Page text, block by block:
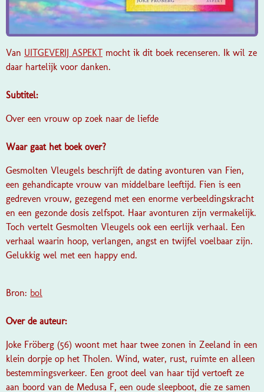
Van UITGEVERIJ ASPEKT mocht ik dit boek recenseren. Ik wil ze
daar hartelijk voor danken.
Subtitel:
Over een vrouw op zoek naar de liefde
Waar gaat het boek over?
Gesmolten Vleugels beschrijft de dating avonturen van Fien,
een gehandicapte vrouw van middelbare leeftijd. Fien is een
gedreven vrouw, gezegend met een enorme verbeeldingskracht
en een gezonde dosis zelfspot. Haar avonturen zijn vermakelijk.
Toch vertelt Gesmolten Vleugels ook een eerlijk verhaal. Een
verhaal waarin hoop, verlangen, angst en twijfel voelbaar zijn.
Gelukkig wel met een happy end.
Bron: bol
Over de auteur:
Joke Fröberg (56) woont met haar twee zonen in Zeeland in een
klein dorpje op het Tholen. Wind, water, rust, ruimte en alleen
bestemmingsverkeer. Een groot deel van haar tijd vertoeft ze
aan boord van de Medusa F, een oude sleepboot, die ze samen